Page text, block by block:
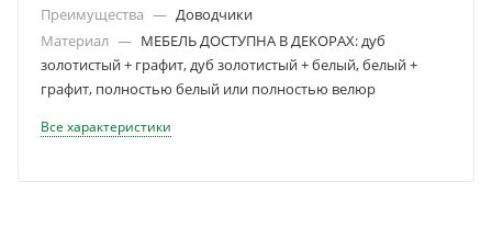
Преимущества — Доводчики
Материал — МЕБЕЛЬ ДОСТУПНА В ДЕКОРАХ: дуб
золотистый + графит, дуб золотистый + белый, белый +
графит, полностью белый или полностью велюр
Все характеристики